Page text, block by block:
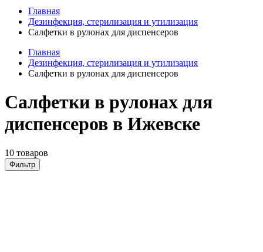
Главная
Дезинфекция, стерилизация и утилизация
Салфетки в рулонах для диспенсеров
Главная
Дезинфекция, стерилизация и утилизация
Салфетки в рулонах для диспенсеров
Салфетки в рулонах для
диспенсеров в Ижевске
10 товаров
Фильтр